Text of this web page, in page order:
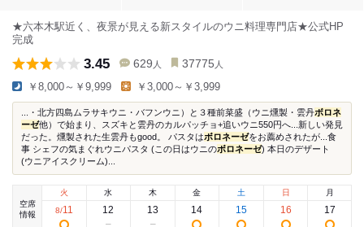
★六本木駅近く、夜景が見える新スタイルのウニ料理専門店★公式HP
完成
3.45 629 人 37775 人
￥8,000～￥9,999 ￥3,000～￥3,999
...・北方四島ムラサキウニ・バフンウニ）と３種前菜盛（ウニ燻製・雲丹ボロネ
ーゼ他）で始まり、スズキと雲丹のカルパッチョ+追いウニ550円へ...新しい発見
だった。燻製された生雲丹もgood。 パスタはボロネーゼをお薦めされたが...食
事 シェフの気まぐれウニパスタ (この日はウニのボロネーゼ) 本日のデザート
(ウニアイスクリーム)...
空席
情報
火
8/11
水
12
木
13
金
14
土
15
日
16
月
17